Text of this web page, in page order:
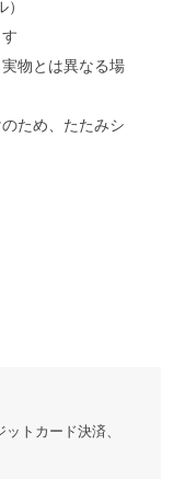
物とは異なる場
ため、たたみシ
トカード決済、